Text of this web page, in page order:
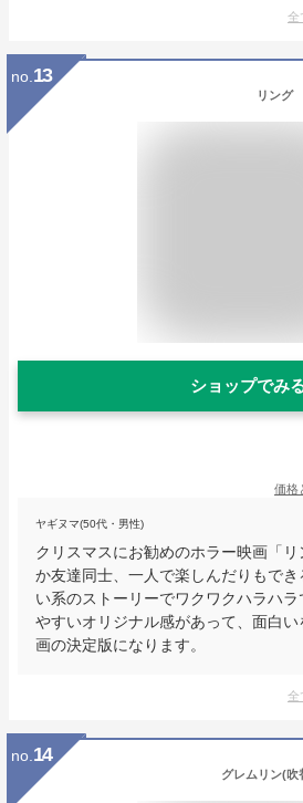
全
no. 13
リング
ショップでみ
価格
ヤギヌマ(50代・男性)
クリスマスにお勧めのホラー映画「
か友達同士、一人で楽しんだりもで
い系のストーリーでワクワクハラハ
やすいオリジナル感があって、面白
画の決定版になります。
全
no. 14
グレムリン(吹